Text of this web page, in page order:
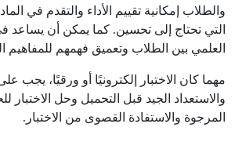
والطلاب إمكانية تقييم الأداء والتقدم في
التي تحتاج إلى تحسين. كما يمكن أن
العلمي بين الطلاب وتعميق فهمهم للمفاهيم
مهما كان الاختبار إلكترونيًا أو ورقيًا، يجب
والاستعداد الجيد قبل التحميل وحل الاختبار
المرجوة والاستفادة القصوى من الاختبار.